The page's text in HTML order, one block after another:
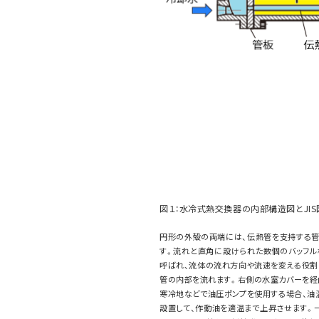
図１：水冷式熱交換器の内部構造図と
円形の外殻の両端には、伝熱管を支持する
す。流れと直角に設けられた数個のバッフ
呼ばれ、流体の流れ方向や流速を変える役
管の内部を流れます。右側の水室カバーを
寒冷地などで油圧ポンプを使用する場合、油
設置して、作動油を適温まで上昇させます